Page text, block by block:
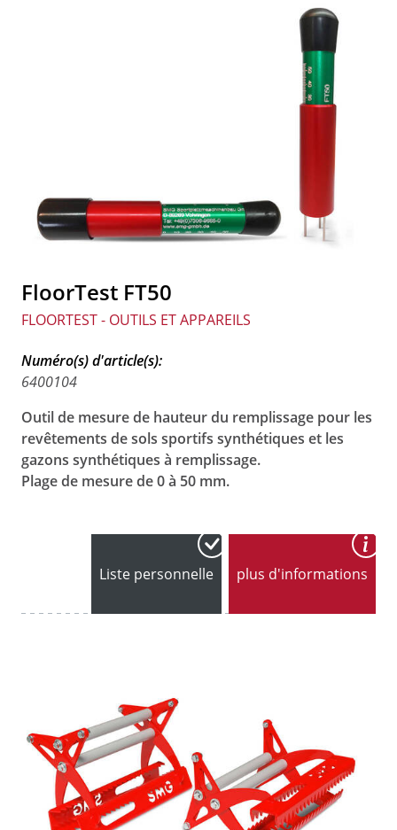
FloorTest FT50
FLOORTEST - OUTILS ET APPAREILS
Numéro(s) d'article(s):
6400104
Outil de mesure de hauteur du remplissage pour les
revêtements de sols sportifs synthétiques et les
gazons synthétiques à remplissage.
Plage de mesure de 0 à 50 mm.
Liste personnelle plus d'informations